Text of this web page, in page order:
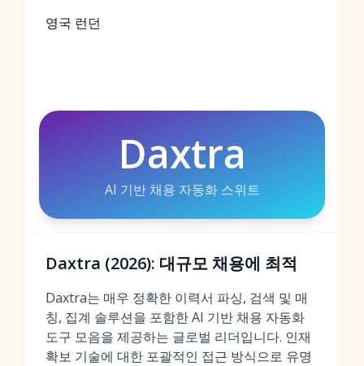
영국 런던
Daxtra
AI 기반 채용 자동화 스위트
Daxtra (2026): 대규모 채용에 최적
Daxtra는 매우 정확한 이력서 파싱, 검색 및 매
칭, 집계 솔루션을 포함한 AI 기반 채용 자동화
도구 모음을 제공하는 글로벌 리더입니다. 인재
확보 기술에 대한 포괄적인 접근 방식으로 유명